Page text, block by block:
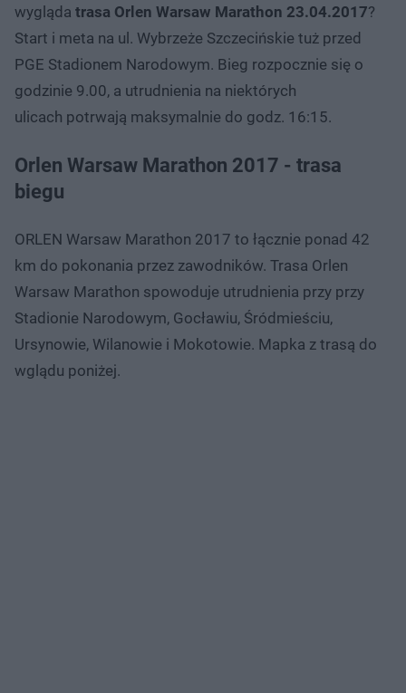
wygląda trasa Orlen Warsaw Marathon 23.04.2017?
Start i meta na ul. Wybrzeże Szczecińskie tuż przed
PGE Stadionem Narodowym. Bieg rozpocznie się o
godzinie 9.00, a utrudnienia na niektórych
ulicach potrwają maksymalnie do godz. 16:15.
Orlen Warsaw Marathon 2017 - trasa
biegu
ORLEN Warsaw Marathon 2017 to łącznie ponad 42
km do pokonania przez zawodników. Trasa Orlen
Warsaw Marathon spowoduje utrudnienia przy przy
Stadionie Narodowym, Gocławiu, Śródmieściu,
Ursynowie, Wilanowie i Mokotowie. Mapka z trasą do
wglądu poniżej.